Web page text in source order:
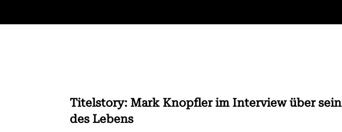
Titelstory: Mark Knopfler im Interview über sein
des Lebens